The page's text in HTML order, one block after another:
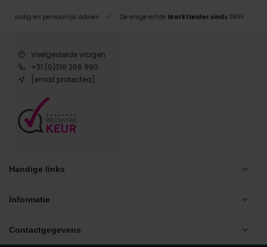
en persoonlijk advies De enige echte Marktleider sinds 1995
Veelgestelde vragen
+31 (0)316 266 990
[email protected]
Handige links
Informatie
Contactgegevens